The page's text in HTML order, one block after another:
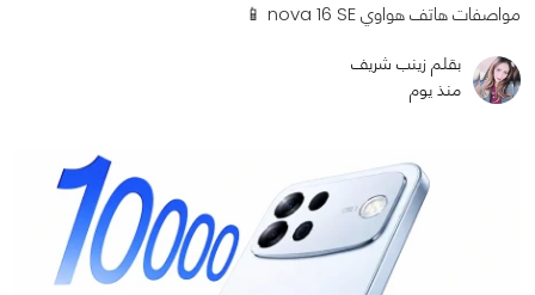
مواصفات هاتف هواوي nova 16 SE 📱
بقلم زينب شريف
منذ يوم